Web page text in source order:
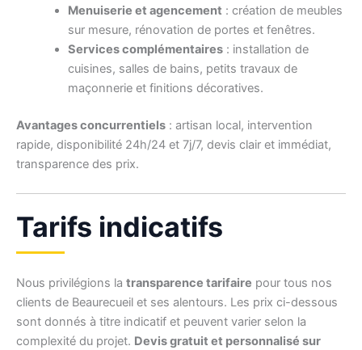
Menuiserie et agencement : création de meubles
sur mesure, rénovation de portes et fenêtres.
Services complémentaires: installation de
cuisines, salles de bains, petits travaux de
maçonnerie et finitions décoratives.
Avantages concurrentiels : artisan local, intervention
rapide, disponibilité 24h/24 et 7j/7, devis clair et immédiat,
transparence des prix.
Tarifs indicatifs
Nous privilégions la transparence tarifaire pour tous nos
clients de Beaurecueil et ses alentours. Les prix ci-dessous
sont donnés à titre indicatif et peuvent varier selon la
complexité du projet. Devis gratuit et personnalisé sur